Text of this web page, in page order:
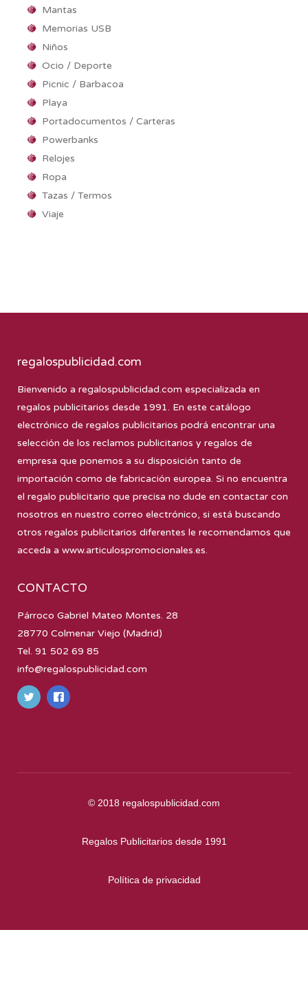
Mantas
Memorias USB
Niños
Ocio / Deporte
Picnic / Barbacoa
Playa
Portadocumentos / Carteras
Powerbanks
Relojes
Ropa
Tazas / Termos
Viaje
regalospublicidad.com
Bienvenido a regalospublicidad.com especializada en
regalos publicitarios desde 1991. En este catálogo
electrónico de regalos publicitarios podrá encontrar una
selección de los reclamos publicitarios y regalos de
empresa que ponemos a su disposición tanto de
importación como de fabricación europea. Si no encuentra
el regalo publicitario que precisa no dude en contactar con
nosotros en nuestro correo electrónico, si está buscando
otros regalos publicitarios diferentes le recomendamos que
acceda a www.articulospromocionales.es.
CONTACTO
Párroco Gabriel Mateo Montes. 28
28770 Colmenar Viejo (Madrid)
Tel. 91 502 69 85
info@regalospublicidad.com
© 2018 regalospublicidad.com
Regalos Publicitarios desde 1991
Política de privacidad